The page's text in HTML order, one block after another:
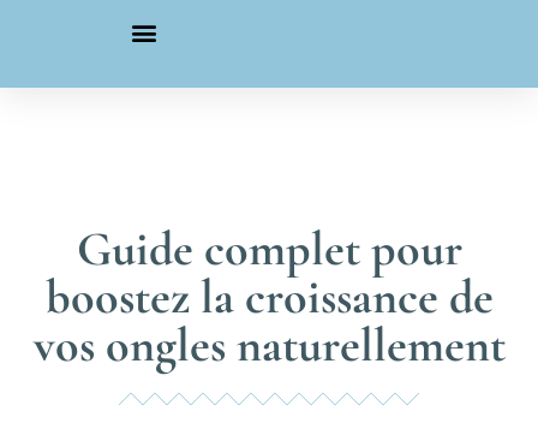
Guide complet pour
boostez la croissance de
vos ongles naturellement